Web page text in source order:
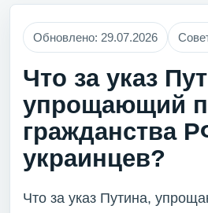
Обновлено: 29.07.2026
Что за указ
упрощающий
гражданства
украинцев?
Что за указ Путина,